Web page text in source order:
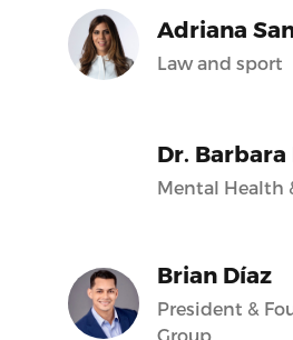
Adriana
Law and sport
Dr. Barbara
Mental Health
Brian Díaz
President &
Group